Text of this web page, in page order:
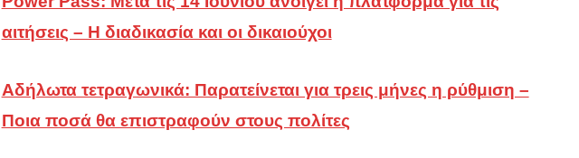
Περιφέρεια
Αττικής
Σύλλογοι
αιτήσεις – Η διαδικασία και οι δικαιούχοι
Αδήλωτα τετραγωνικά: Παρατείνεται για τρεις μήνες η ρύθμιση –
Ποια ποσά θα επιστραφούν στους πολίτες